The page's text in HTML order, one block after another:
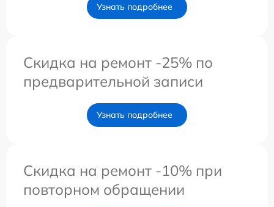
Узнать подробнее
Скидка на ремонт -25% по
предварительной записи
Узнать подробнее
Скидка на ремонт -10% при
повторном обращении